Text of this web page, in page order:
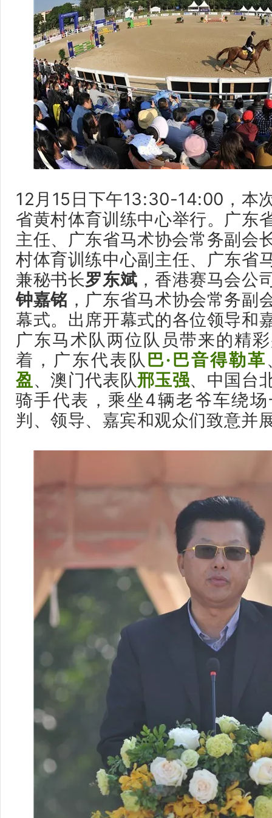
12月15日下午13:30-14:00，本
省黄村体育训练中心举行。广东
主任、广东省马术协会常务副会
村体育训练中心副主任、广东省
兼秘书长罗东斌 ，香港赛马会公
钟嘉铭 ，广东省马术协会常务副
幕式。出席开幕式的各位领导和
广东马术队两位队员带来的精
着，广东代表队 巴·巴音得勒革
盈 、澳门代表队邢玉强、中国台
骑手代表，乘坐4辆老爷车绕
判、领导、嘉宾和观众们致意并